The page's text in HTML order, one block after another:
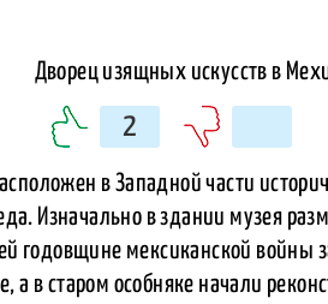
2
в Западной части
Изначально в здании музея
годовщине мексиканской войны
а в старом особняке начали